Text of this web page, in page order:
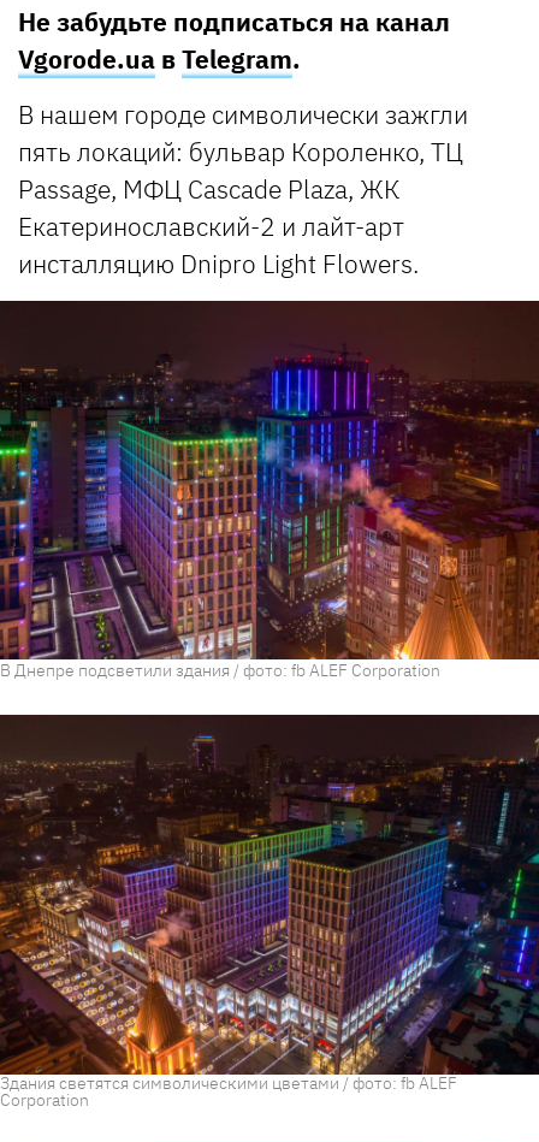
Не забудьте подписаться на канал
Vgorode.ua вTelegram.
В нашем городе символически зажгли
пять локаций: бульвар Короленко, ТЦ
Passage, МФЦ Cascade Plaza, ЖК
Екатеринославский-2 и лайт-арт
инсталляцию Dnipro Light Flowers.
В Днепре подсветили здания / фото: fb ALEF Corporation
Здания светятся символическими цветами / фото: fb ALEF
Corporation